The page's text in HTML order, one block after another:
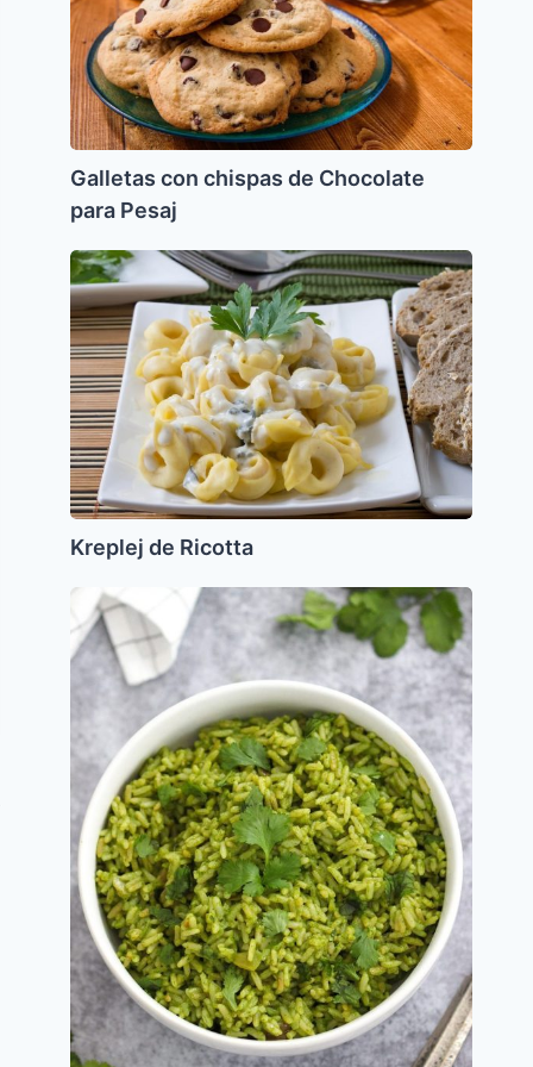
Chocolate
para
Pesaj
Galletas con chispas de Chocolate
para Pesaj
Kreplej
de
Ricotta
Kreplej de Ricotta
Arroz
con
Cilantro